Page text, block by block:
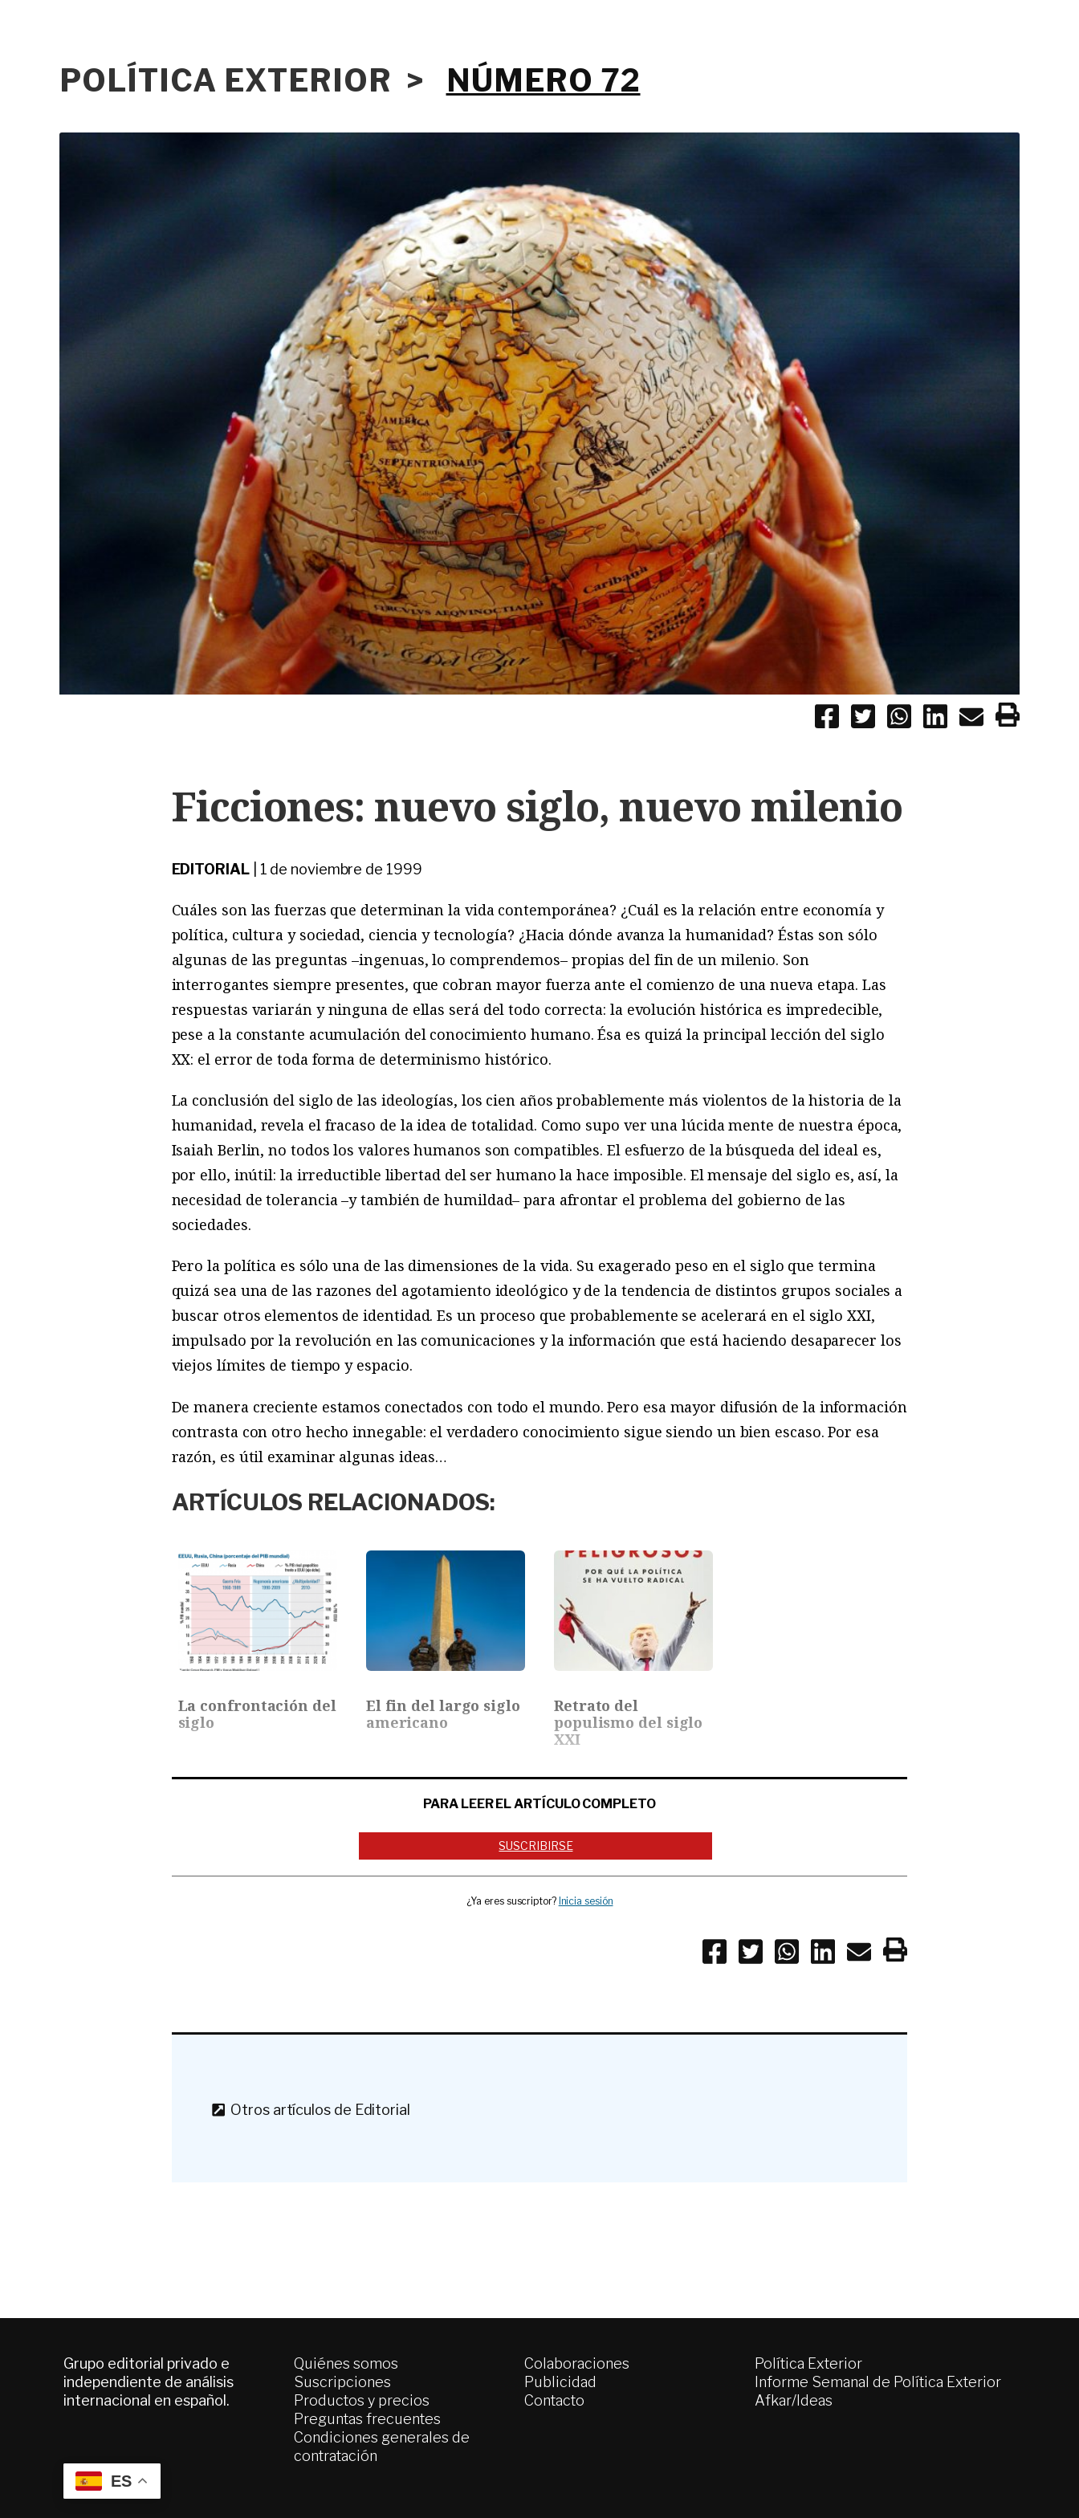
POLÍTICA EXTERIOR > NÚMERO 72
Ficciones: nuevo siglo, nuevo milenio
EDITORIAL| 1 de noviembre de 1999
Cuáles son las fuerzas que determinan la vida contemporánea? ¿Cuál es la relación entre economía y
política, cultura y sociedad, ciencia y tecnología? ¿Hacia dónde avanza la humanidad? Éstas son sólo
algunas de las preguntas –ingenuas, lo comprendemos– propias del fin de un milenio. Son
interrogantes siempre presentes, que cobran mayor fuerza ante el comienzo de una nueva etapa. Las
respuestas variarán y ninguna de ellas será del todo correcta: la evolución histórica es impredecible,
pese a la constante acumulación del conocimiento humano. Ésa es quizá la principal lección del siglo
XX: el error de toda forma de determinismo histórico.
La conclusión del siglo de las ideologías, los cien años probablemente más violentos de la historia de la
humanidad, revela el fracaso de la idea de totalidad. Como supo ver una lúcida mente de nuestra época,
Isaiah Berlin, no todos los valores humanos son compatibles. El esfuerzo de la búsqueda del ideal es,
por ello, inútil: la irreductible libertad del ser humano la hace imposible. El mensaje del siglo es, así, la
necesidad de tolerancia –y también de humildad– para afrontar el problema del gobierno de las
sociedades.
Pero la política es sólo una de las dimensiones de la vida. Su exagerado peso en el siglo que termina
quizá sea una de las razones del agotamiento ideológico y de la tendencia de distintos grupos sociales a
buscar otros elementos de identidad. Es un proceso que probablemente se acelerará en el siglo XXI,
impulsado por la revolución en las comunicaciones y la información que está haciendo desaparecer los
viejos límites de tiempo y espacio.
De manera creciente estamos conectados con todo el mundo. Pero esa mayor difusión de la información
contrasta con otro hecho innegable: el verdadero conocimiento sigue siendo un bien escaso. Por esa
razón, es útil examinar algunas ideas…
ARTÍCULOS RELACIONADOS:
La confrontación del
siglo
El fin del largo siglo
americano
Retrato del
populismo del siglo
XXI
PARA LEER EL ARTÍCULO COMPLETO
SUSCRIBIRSE
¿Ya eres suscriptor? Inicia sesión
Otros artículos de Editorial
Grupo editorial privado e
independiente de análisis
internacional en español.
ES
Quiénes somos
Suscripciones
Productos y precios
Preguntas frecuentes
Condiciones generales de
contratación
Colaboraciones
Publicidad
Contacto
Política Exterior
Informe Semanal de Política Exterior
Afkar/Ideas